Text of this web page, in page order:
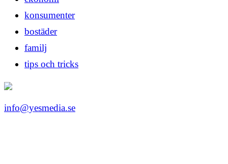
konsumenter
bostäder
familj
tips och tricks
info@yesmedia.se